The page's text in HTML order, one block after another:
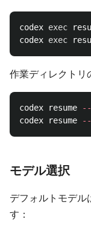
codex exec
codex exec
作業ディレクトリ
codex resume
codex resume
モデル選択
デフォルトモデル
す：